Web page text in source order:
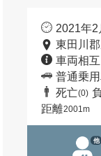
2021年
東田川
車両相
普通乗
死亡(0)
距離2001m
他